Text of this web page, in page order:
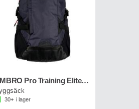
UMBRO Pro Training Elite Backpack Marin
30+ i lager